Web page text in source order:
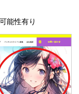
能性有り